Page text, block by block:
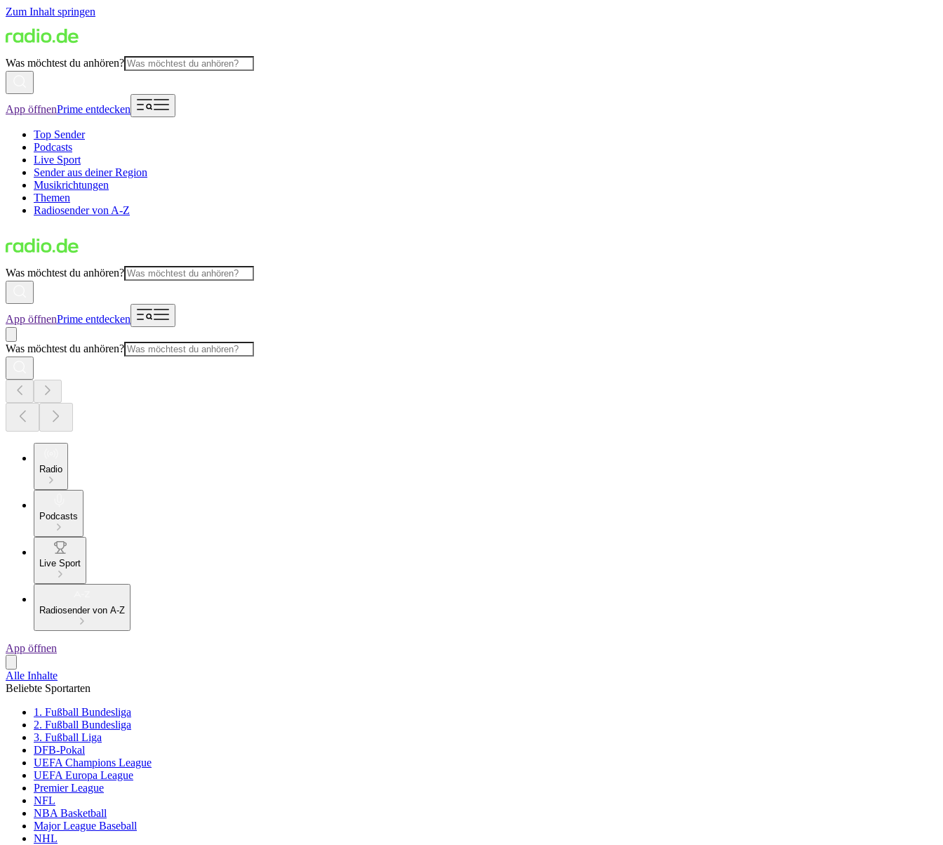
Zum Inhalt springen
Was möchtest du anhören?
App öffnenPrime entdecken
Top Sender
Podcasts
Live Sport
Sender aus deiner Region
Musikrichtungen
Themen
Radiosender von A-Z
Was möchtest du anhören?
App öffnenPrime entdecken
Was möchtest du anhören?
Radio
Podcasts
Live Sport
Radiosender von A-Z
App öffnen
Alle Inhalte
Beliebte Sportarten
1. Fußball Bundesliga
2. Fußball Bundesliga
3. Fußball Liga
DFB-Pokal
UEFA Champions League
UEFA Europa League
Premier League
NFL
NBA Basketball
Major League Baseball
NHL